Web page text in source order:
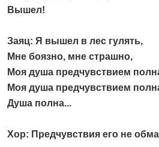
Вышел!
Заяц: Я вышел в лес гулять,
Мне боязно, мне страшно,
Моя душа предчувствием
Моя душа предчувствием
Душа полна...
Хор: Предчувствия его не